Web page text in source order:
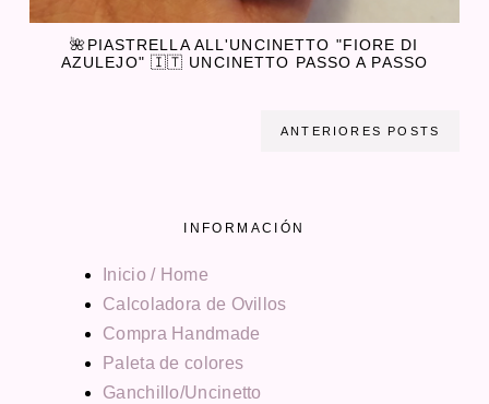
🌺PIASTRELLA ALL'UNCINETTO "FIORE DI
AZULEJO" 🇮🇹 UNCINETTO PASSO A PASSO
ANTERIORES POSTS
INFORMACIÓN
Inicio / Home
Calcoladora de Ovillos
Compra Handmade
Paleta de colores
Ganchillo/Uncinetto